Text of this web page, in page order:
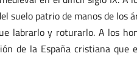
suelo patrio de manos de los
labrarlo y roturarlo. A los
de la España cristiana que